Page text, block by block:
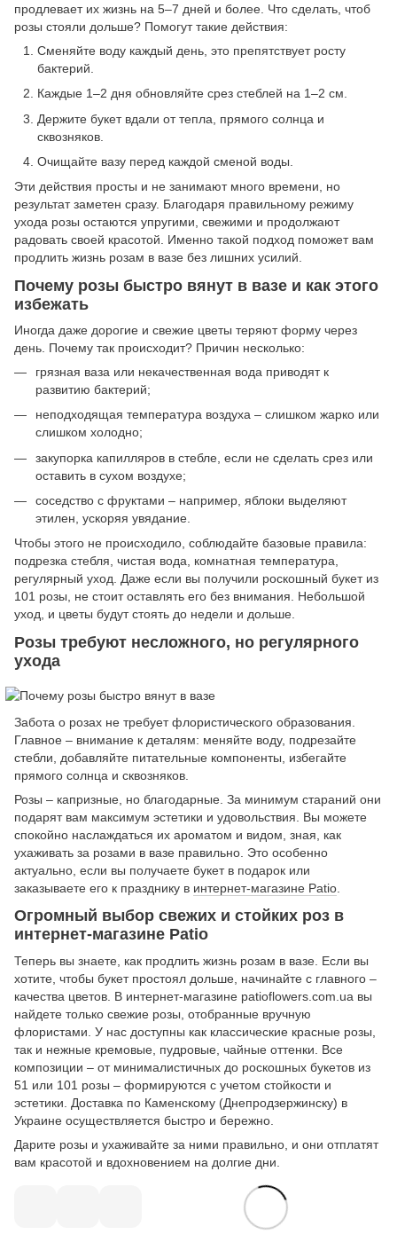
продлевает их жизнь на 5–7 дней и более. Что сделать, чтоб
розы стояли дольше? Помогут такие действия:
Сменяйте воду каждый день, это препятствует росту
бактерий.
Каждые 1–2 дня обновляйте срез стеблей на 1–2 см.
Держите букет вдали от тепла, прямого солнца и
сквозняков.
Очищайте вазу перед каждой сменой воды.
Эти действия просты и не занимают много времени, но
результат заметен сразу. Благодаря правильному режиму
ухода розы остаются упругими, свежими и продолжают
радовать своей красотой. Именно такой подход поможет вам
продлить жизнь розам в вазе без лишних усилий.
Почему розы быстро вянут в вазе и как этого
избежать
Иногда даже дорогие и свежие цветы теряют форму через
день. Почему так происходит? Причин несколько:
грязная ваза или некачественная вода приводят к
развитию бактерий;
неподходящая температура воздуха – слишком жарко или
слишком холодно;
закупорка капилляров в стебле, если не сделать срез или
оставить в сухом воздухе;
соседство с фруктами – например, яблоки выделяют
этилен, ускоряя увядание.
Чтобы этого не происходило, соблюдайте базовые правила:
подрезка стебля, чистая вода, комнатная температура,
регулярный уход. Даже если вы получили роскошный букет из
101 розы, не стоит оставлять его без внимания. Небольшой
уход, и цветы будут стоять до недели и дольше.
Розы требуют несложного, но регулярного
ухода
Забота о розах не требует флористического образования.
Главное – внимание к деталям: меняйте воду, подрезайте
стебли, добавляйте питательные компоненты, избегайте
прямого солнца и сквозняков.
Розы – капризные, но благодарные. За минимум стараний они
подарят вам максимум эстетики и удовольствия. Вы можете
спокойно наслаждаться их ароматом и видом, зная, как
ухаживать за розами в вазе правильно. Это особенно
актуально, если вы получаете букет в подарок или
заказываете его к празднику в интернет-магазине Patio
Огромный выбор свежих и стойких роз в
интернет-магазине Patio
Теперь вы знаете, как продлить жизнь розам в вазе. Если вы
хотите, чтобы букет простоял дольше, начинайте с главного –
качества цветов. В интернет-магазине patioflowers.com.ua вы
найдете только свежие розы, отобранные вручную
флористами. У нас доступны как классические красные розы,
так и нежные кремовые, пудровые, чайные оттенки. Все
композиции – от минималистичных до роскошных букетов из
51 или 101 розы – формируются с учетом стойкости и
эстетики. Доставка по Каменскому (Днепродзержинску) в
Украине осуществляется быстро и бережно.
Дарите розы и ухаживайте за ними правильно, и они отплатят
вам красотой и вдохновением на долгие дни.